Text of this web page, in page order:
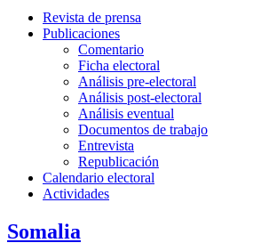
Revista de prensa
Publicaciones
Comentario
Ficha electoral
Análisis pre-electoral
Análisis post-electoral
Análisis eventual
Documentos de trabajo
Entrevista
Republicación
Calendario electoral
Actividades
Somalia